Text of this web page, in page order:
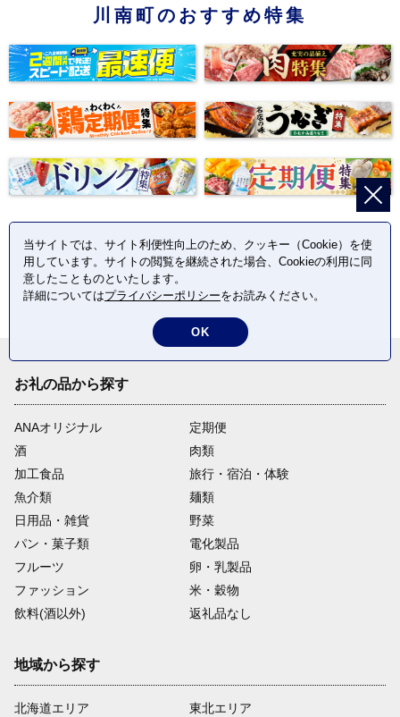
川南町のおすすめ特集
お礼の品から探す
ANAオリジナル
定期便
酒
肉類
加工食品
旅行・宿泊・体験
魚介類
麺類
日用品・雑貨
野菜
パン・菓子類
電化製品
フルーツ
卵・乳製品
ファッション
米・穀物
飲料(酒以外)
返礼品なし
地域から探す
北海道エリア
東北エリア
当サイトでは、サイト利便性向上のため、クッキー（Cookie）を使
用しています。サイトの閲覧を継続された場合、Cookieの利用に同
意したことものといたします。
詳細についてはプライバシーポリシーをお読みください。
OK